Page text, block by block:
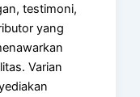
testimoni,
yang
Varian